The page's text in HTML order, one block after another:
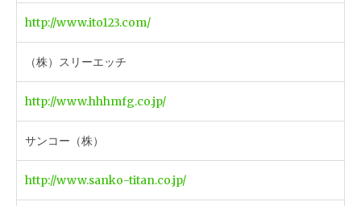
http://www.ito123.com/
（株）スリーエッチ
http://www.hhhmfg.co.jp/
サンコー（株）
http://www.sanko-titan.co.jp/